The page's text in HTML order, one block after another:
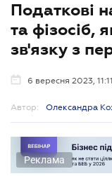
Податкові
та фізосіб,
зв'язку з
6 вересня 2023, 11:11
Автор: Олександра
Реклама